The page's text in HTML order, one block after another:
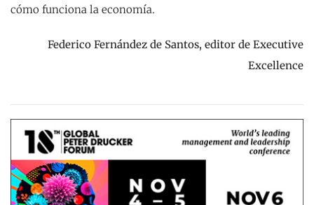
cómo funciona la economía.
Federico Fernández de Santos, editor de Executive
Excellence